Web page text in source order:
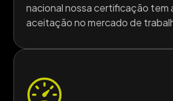
nacional nossa certificação tem
aceitação no mercado de